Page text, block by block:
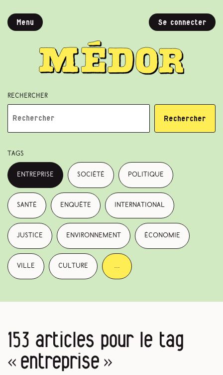
Menu Se connecter
Rechercher
Rechercher
Tags
entreprise société politique
santé enquête international
justice environnement économie
ville culture
153 articles pour le tag
« entreprise »